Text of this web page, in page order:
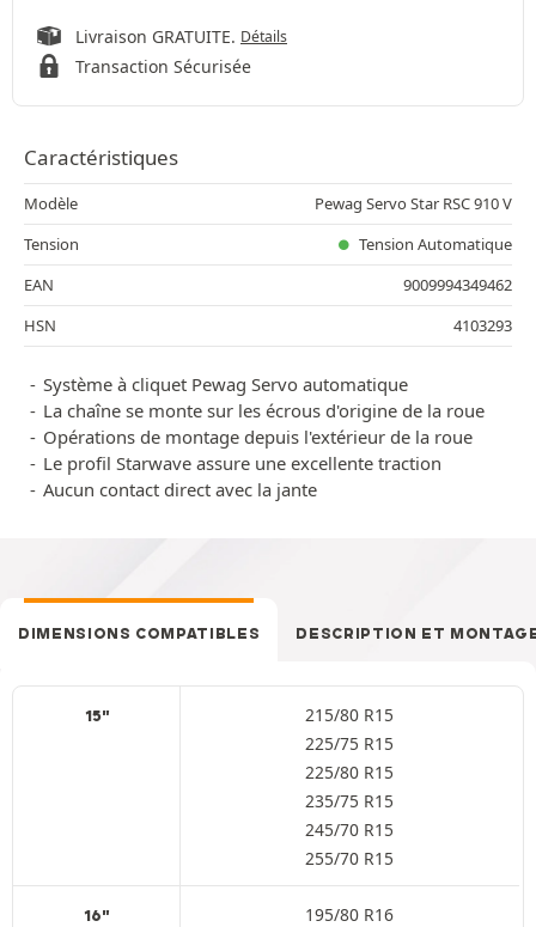
Livraison GRATUITE. Détails
Transaction Sécurisée
Caractéristiques
Modèle
Pewag Servo Star RSC 910 V
Tension
Tension Automatique
EAN
9009994349462
HSN
4103293
Système à cliquet Pewag Servo automatique
La chaîne se monte sur les écrous d'origine de la roue
Opérations de montage depuis l'extérieur de la roue
Le profil Starwave assure une excellente traction
Aucun contact direct avec la jante
DIMENSIONS COMPATIBLES DESCRIPTION ET
15"
215/80 R15
225/75 R15
225/80 R15
235/75 R15
245/70 R15
255/70 R15
16"
195/80 R16